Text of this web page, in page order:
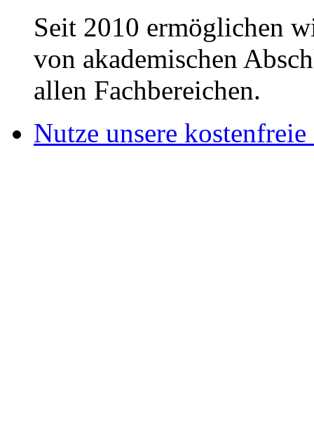
Seit 2010 ermöglichen
von akademischen
allen Fachbereichen.
Nutze unsere